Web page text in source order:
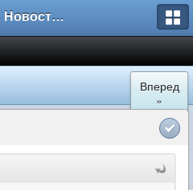
Форум Новостройки
Вперед
»